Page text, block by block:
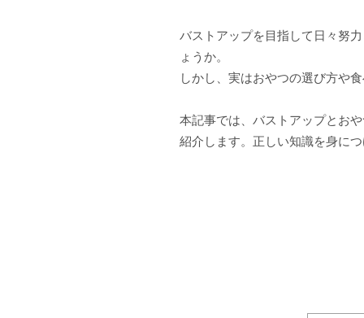
バストアップを目指して日々努
ょうか。
しかし、実はおやつの選び方や
本記事では、バストアップとお
紹介します。正しい知識を身に